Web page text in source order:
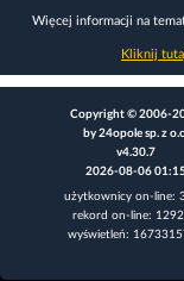
Więcej informacji na
Kliknij
Copyright © 2006-
by 24opole sp. z
v4.30.7
2026-08-06
użytkownicy on-line:
rekord on-line:
wyświetleń: